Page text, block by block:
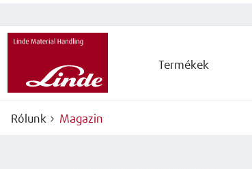
Termékek
Rólunk Magazin